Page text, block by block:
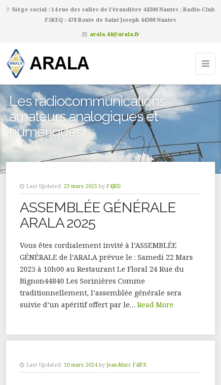
Siége social : 14 rue des salles de l’éraudière 44300 Nantes ; Radio-Club
F5KEQ : 478 Route de Saint Joseph 44300 Nantes
arala.44@arala.fr
Les radiocommunications
amateurs analogiques et
numériques
Last Updated: 23 mars 2025 by F4JKD
ASSEMBLÉE GÉNÉRALE
ARALA 2025
Vous êtes cordialement invité à l’ASSEMBLÉE
GÉNÉRALE de l’ARALA prévue le : Samedi 22 Mars
2025 à 10h00 au Restaurant Le Floral 24 Rue du
Bignon44840 Les Sorinières Comme
traditionnellement, l’assemblée générale sera
suivie d’un apéritif offert par le… Read More
Last Updated: 10 mars 2024 by Jean-Marc F4IPX